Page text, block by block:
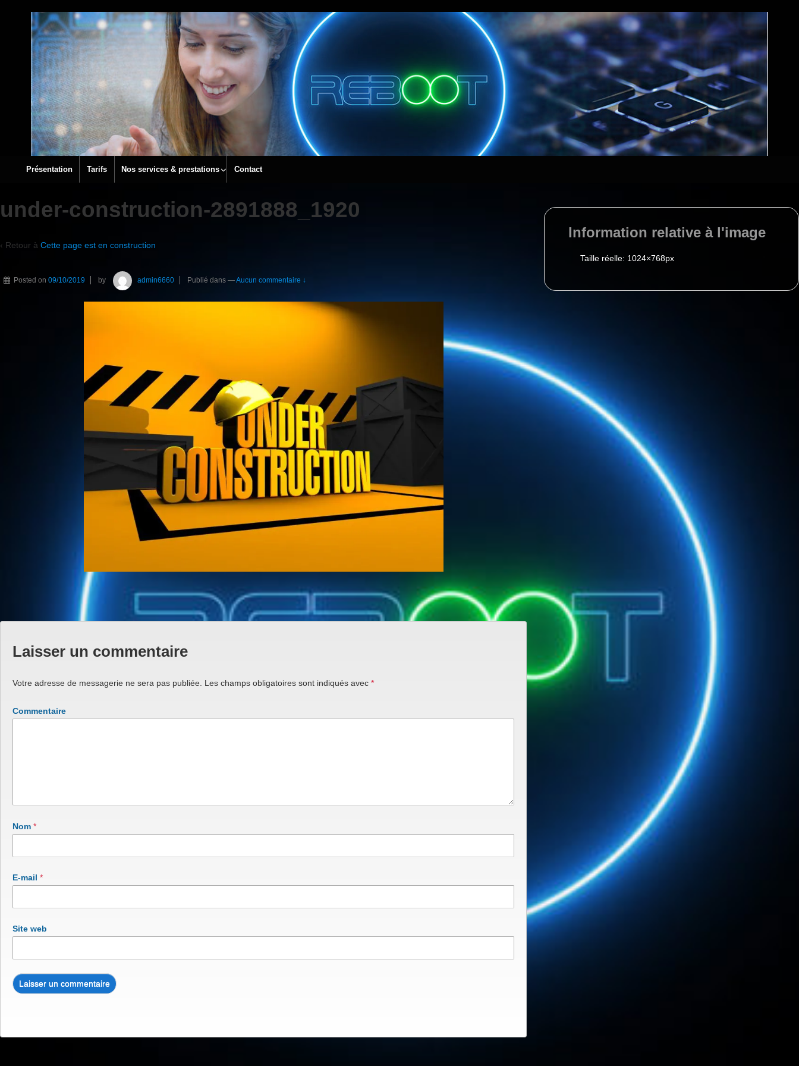
CONTENU
PRINCIPAL
Présentation Tarifs Nos services & prestations Contact
under-construction-2891888_1920
‹ Retour à Cette page est en construction
Posted on 09/10/2019 by admin6660 Publié dans —Aucun commentaire ↓
Laisser un commentaire
Votre adresse de messagerie ne sera pas publiée. Les champs obligatoires sont indiqués avec *
Commentaire
Nom *
E-mail *
Site web
Information relative à l'image
Taille réelle: 1024×768px